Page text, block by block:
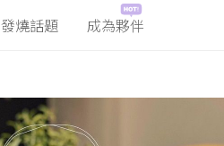
發燒話題 成為夥伴